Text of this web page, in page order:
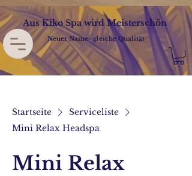
Aus Kiko Spa wird Meisterschön
Neuer Name- gleiche Qualität
Startseite
Serviceliste
Mini Relax Headspa
Mini Relax